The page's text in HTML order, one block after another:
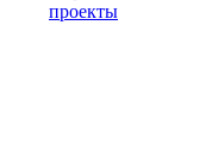
проекты